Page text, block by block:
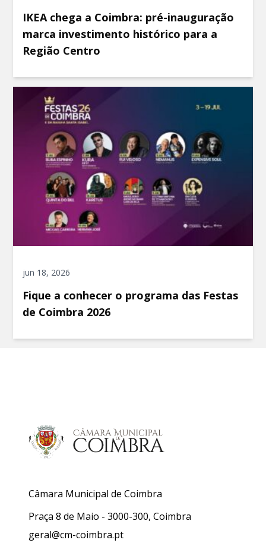
IKEA chega a Coimbra: pré-inauguração
marca investimento histórico para a
Região Centro
jun 18, 2026
Fique a conhecer o programa das Festas
de Coimbra 2026
Câmara Municipal de Coimbra
Praça 8 de Maio - 3000-300, Coimbra
geral@cm-coimbra.pt